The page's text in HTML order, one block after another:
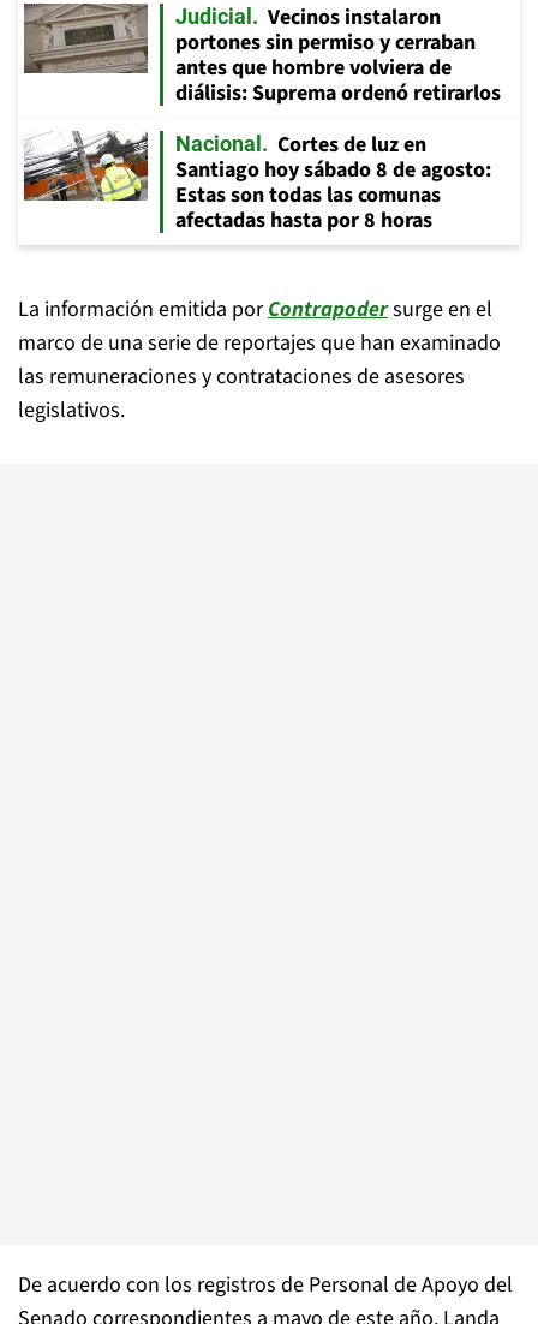
Judicial
Vecinos instalaron
portones sin permiso y cerraban
antes que hombre volviera de
diálisis: Suprema ordenó retirarlos
Nacional
Cortes de luz en
Santiago hoy sábado 8 de agosto:
Estas son todas las comunas
afectadas hasta por 8 horas
La información emitida porContrapodersurge en el
marco de una serie de reportajes que han examinado
las remuneraciones y contrataciones de asesores
legislativos.
De acuerdo con los registros de Personal de Apoyo del